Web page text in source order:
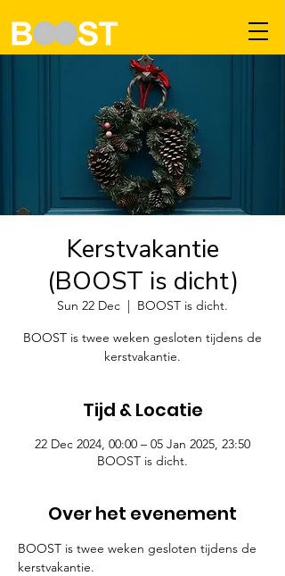
Kerstvakantie
(BOOST is dicht)
Sun 22 Dec
  |
BOOST is dicht.
BOOST is twee weken gesloten tijdens de
kerstvakantie.
Tijd & Locatie
22 Dec 2024, 00:00 – 05 Jan 2025, 23:50
BOOST is dicht.
Over het evenement
BOOST is twee weken gesloten tijdens de
kerstvakantie.